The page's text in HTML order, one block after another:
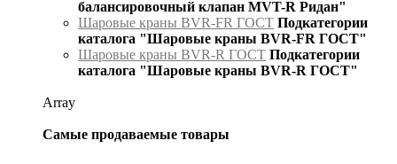
балансировочный клапан MVT-R Ридан"
Шаровые краны BVR-FR ГОСТ Подкатегории
каталога "Шаровые краны BVR-FR ГОСТ"
Шаровые краны BVR-R ГОСТ Подкатегории
каталога "Шаровые краны BVR-R ГОСТ"
Array
Самые продаваемые товары